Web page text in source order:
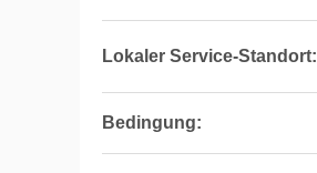
Lokaler Service-Standort:
Bedingung: